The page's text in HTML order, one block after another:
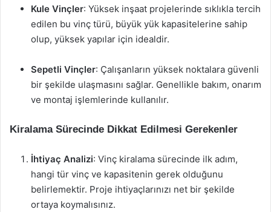
Kule Vinçler: Yüksek inşaat projelerinde sıklıkla tercih
edilen bu vinç türü, büyük yük kapasitelerine sahip
olup, yüksek yapılar için idealdir.
Sepetli Vinçler: Çalışanların yüksek noktalara güvenli
bir şekilde ulaşmasını sağlar. Genellikle bakım, onarım
ve montaj işlemlerinde kullanılır.
Kiralama Sürecinde Dikkat Edilmesi Gerekenler
İhtiyaç Analizi: Vinç kiralama sürecinde ilk adım,
hangi tür vinç ve kapasitenin gerek olduğunu
belirlemektir. Proje ihtiyaçlarınızı net bir şekilde
ortaya koymalısınız.